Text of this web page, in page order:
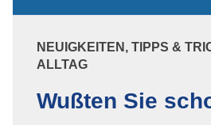
NEUIGKEITEN, TIPPS &
ALLTAG
Wußten Sie